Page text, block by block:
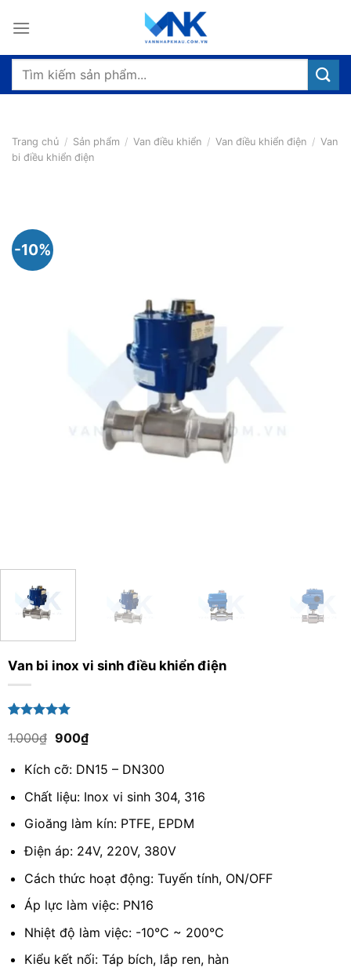
qua
dung
Tìm
Trang chủ / Sản phẩm / Van điều khiển / Van điều khiển điện / Van
bi điều khiển điện
-10%
Van bi inox vi sinh điều khiển điện
dựa trên
1.000₫ Giá
là:
1.000₫.
900₫Giá
hiện
tại
là:
Kích cỡ: DN15 – DN300
Chất liệu: Inox vi sinh 304, 316
Gioăng làm kín: PTFE, EPDM
Điện áp: 24V, 220V, 380V
Cách thức hoạt động: Tuyến tính, ON/OFF
Áp lực làm việc: PN16
Nhiệt độ làm việc: -10°C ~ 200°C
Kiểu kết nối: Táp bích, lắp ren, hàn